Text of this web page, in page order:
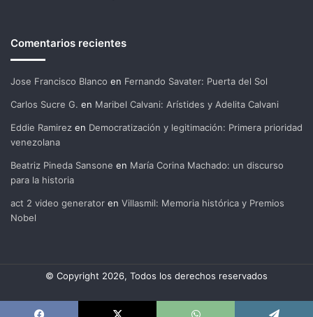
Comentarios recientes
Jose Francisco Blanco en Fernando Savater: Puerta del Sol
Carlos Sucre G. en Maribel Calvani: Arístides y Adelita Calvani
Eddie Ramirez en Democratización y legitimación: Primera prioridad
venezolana
Beatriz Pineda Sansone en María Corina Machado: un discurso
para la historia
act 2 video generator en Villasmil: Memoria histórica y Premios
Nobel
© Copyright 2026, Todos los derechos reservados